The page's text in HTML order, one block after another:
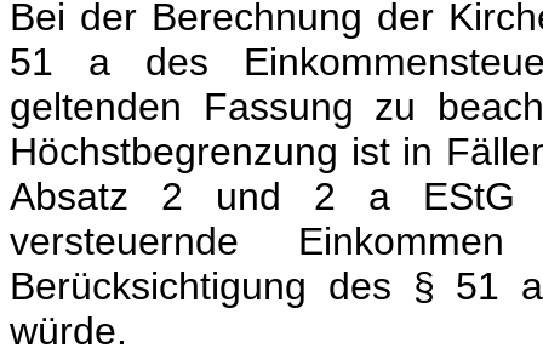
Bei der Berechnung der
51 a des
geltenden Fassung zu
Höchstbegrenzung ist in
Absatz 2 und 2 a EStG
versteuernde
Berücksichtigung des § 51
würde.